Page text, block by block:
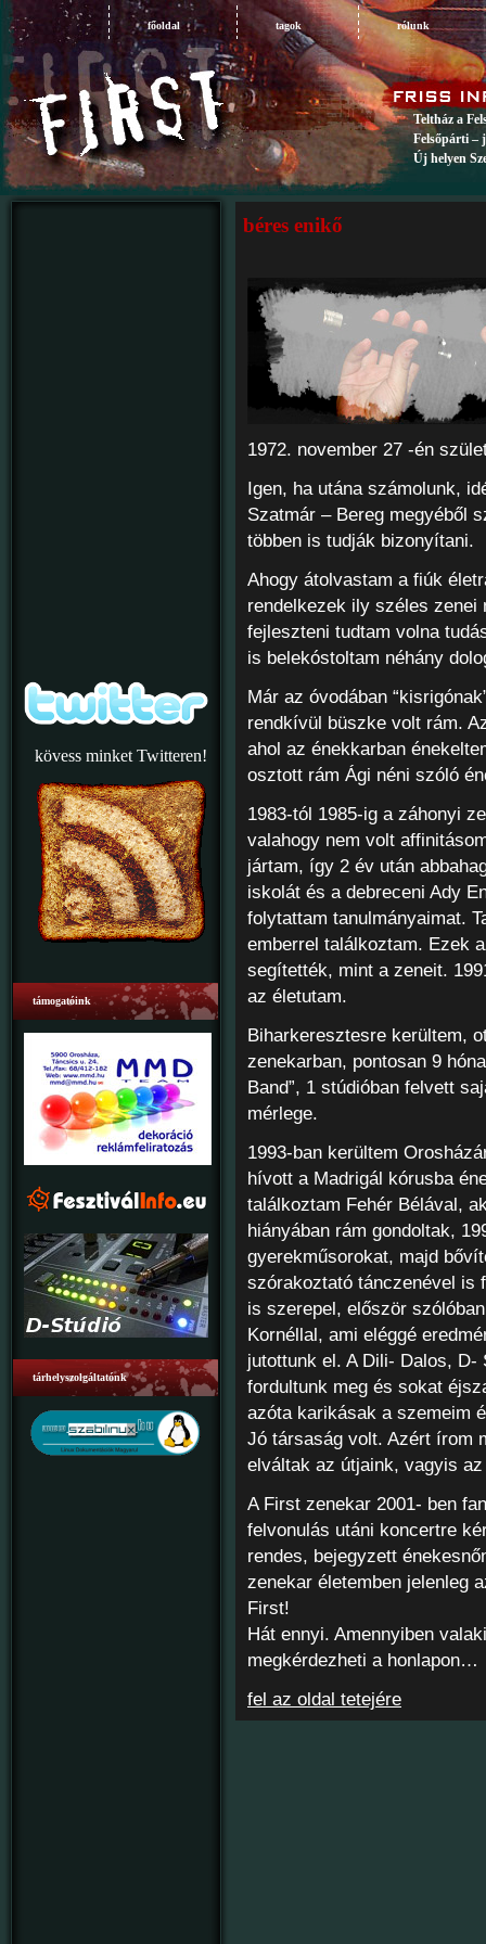
főoldal tagok rólunk
Teltház a
Felsőpárti –
Új helyen
kövess minket Twitteren!
támogatóink
tárhelyszolgáltatónk
béres enikő
1972. november 27 -én
Igen, ha utána számolunk,
Szatmár – Bereg megyéből
többen is tudják bizonyítani.
Ahogy átolvastam a fiúk
rendelkezek ily széles zenei
fejleszteni tudtam volna
is belekóstoltam néhány
Már az óvodában
rendkívül büszke volt rám.
ahol az énekkarban
osztott rám Ági néni szóló
1983-tól 1985-ig a záhonyi
valahogy nem volt
jártam, így 2 év után
iskolát és a debreceni Ady
folytattam tanulmányaimat.
emberrel találkoztam. Ezek
segítették, mint a zeneit.
az életutam.
Biharkeresztesre kerültem,
zenekarban, pontosan 9
Band”, 1 stúdióban felvett
mérlege.
1993-ban kerültem
hívott a Madrigál kórusba
találkoztam Fehér Bélával,
hiányában rám gondoltak,
gyerekműsorokat, majd
szórakoztató tánczenével is
is szerepel, először
Kornéllal, ami eléggé
jutottunk el. A Dili- Dalos,
fordultunk meg és sokat
azóta karikásak a szemeim
Jó társaság volt. Azért írom
elváltak az útjaink, vagyis
A First zenekar 2001- ben
felvonulás utáni koncertre
rendes, bejegyzett
zenekar életemben jelenleg
First!
Hát ennyi. Amennyiben
megkérdezheti a honlapon…
fel az oldal tetejére